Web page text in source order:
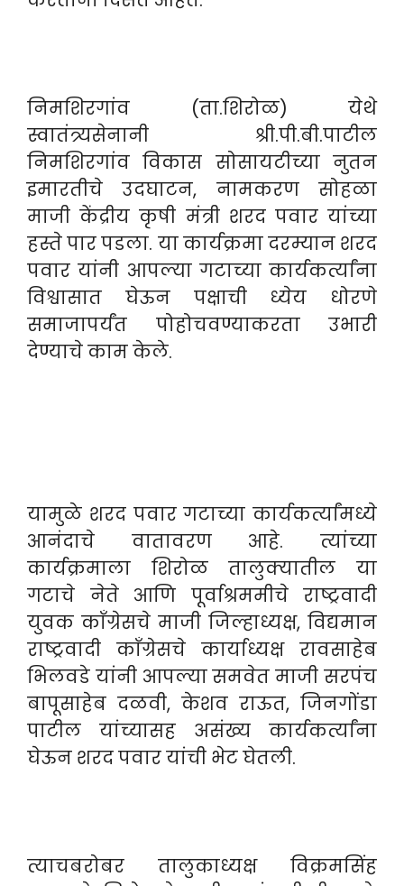
निमशिरगांव (ता.शिरोळ) येथे
स्वातंत्र्यसेनानी श्री.पी.बी.पाटील
निमशिरगांव विकास सोसायटीच्या नुतन
इमारतीचे उदघाटन, नामकरण सोहळा
माजी केंद्रीय कृषी मंत्री शरद पवार यांच्या
हस्ते पार पडला. या कार्यक्रमा दरम्यान शरद
पवार यांनी आपल्या गटाच्या कार्यकर्त्यांना
विश्वासात घेऊन पक्षाची ध्येय धोरणे
समाजापर्यंत पोहोचवण्याकरता उभारी
देण्याचे काम केले.
यामुळे शरद पवार गटाच्या कार्यकर्त्यांमध्ये
आनंदाचे वातावरण आहे. त्यांच्या
कार्यक्रमाला शिरोळ तालुक्यातील या
गटाचे नेते आणि पूर्वाश्रममीचे राष्ट्रवादी
युवक काँग्रेसचे माजी जिल्हाध्यक्ष, विद्यमान
राष्ट्रवादी काँग्रेसचे कार्याध्यक्ष रावसाहेब
भिलवडे यांनी आपल्या समवेत माजी सरपंच
बापूसाहेब दळवी, केशव राऊत, जिनगोंडा
पाटील यांच्यासह असंख्य कार्यकर्त्यांना
घेऊन शरद पवार यांची भेट घेतली.
त्याचबरोबर तालुकाध्यक्ष विक्रमसिंह